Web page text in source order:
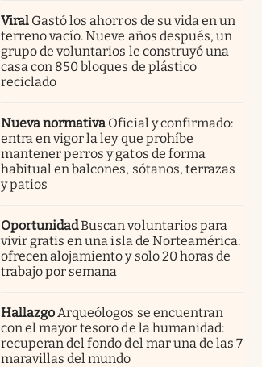
Viral Gastó los ahorros de su vida en un
terreno vacío. Nueve años después, un
grupo de voluntarios le construyó una
casa con 850 bloques de plástico
reciclado
Nueva normativa Oficial y confirmado:
entra en vigor la ley que prohíbe
mantener perros y gatos de forma
habitual en balcones, sótanos, terrazas
y patios
OportunidadBuscan voluntarios para
vivir gratis en una isla de Norteamérica:
ofrecen alojamiento y solo 20 horas de
trabajo por semana
HallazgoArqueólogos se encuentran
con el mayor tesoro de la humanidad:
recuperan del fondo del mar una de las 7
maravillas del mundo